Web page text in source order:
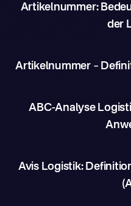
Artikelnummer:
der
Artikelnummer –
ABC-Analyse
Avis Logistik: